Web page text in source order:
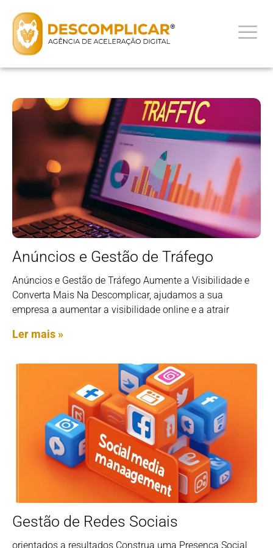
Anúncios e Gestão de Tráfego
Anúncios e Gestão de Tráfego Aumente a Visibilidade e
Converta Mais Na Descomplicar, ajudamos a sua
empresa a aumentar a visibilidade online e a atrair
Ler mais »
Gestão de Redes Sociais
orientados a resultados Construa uma Presença Social